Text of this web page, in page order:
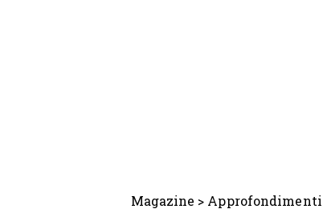
Magazine > Approfondimenti